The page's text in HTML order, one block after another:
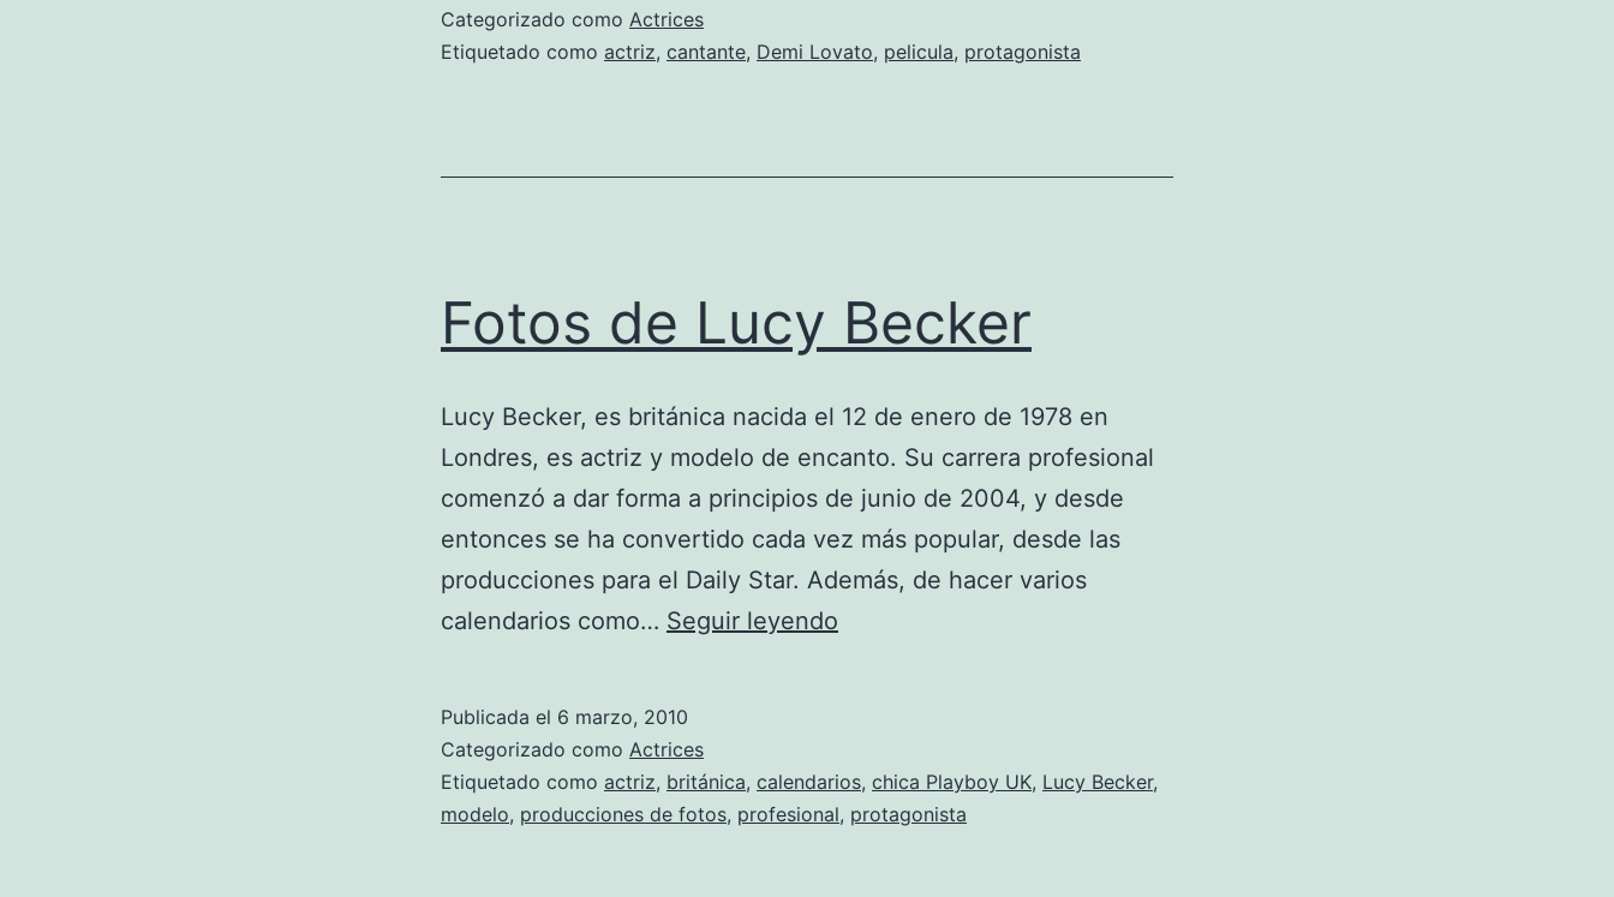
Categorizado como Actrices
Etiquetado como actriz, cantante, Demi Lovato, pelicula, protagonista
Fotos de Lucy Becker
Lucy Becker, es británica nacida el 12 de enero de 1978 en
Londres, es actriz y modelo de encanto. Su carrera profesional
comenzó a dar forma a principios de junio de 2004, y desde
entonces se ha convertido cada vez más popular, desde las
producciones para el Daily Star. Además, de hacer varios
calendarios como… Seguir leyendo
Publicada el 6 marzo, 2010
Categorizado como Actrices
Etiquetado como actriz, británica, calendarios, chica Playboy UK, Lucy Becker,
modelo, producciones de fotos, profesional, protagonista